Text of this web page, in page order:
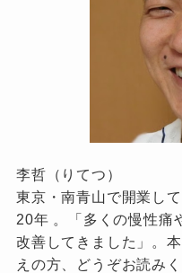
李哲（りてつ）
東京・南青山で開業し
20年 。「多くの慢性痛
改善してきました」。
えの方、どうぞお読み